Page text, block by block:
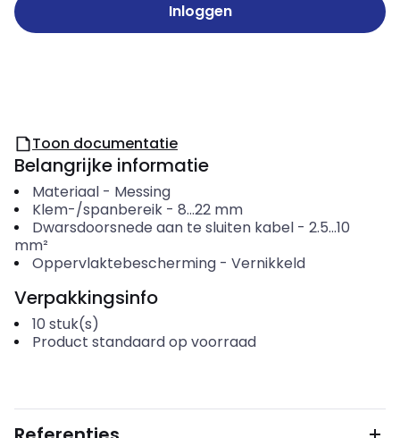
Inloggen
Toon documentatie
Belangrijke informatie
Materiaal- Messing
Klem-/spanbereik- 8...22 mm
Dwarsdoorsnede aan te sluiten kabel- 2.5...10
mm²
Oppervlaktebescherming- Vernikkeld
Verpakkingsinfo
10 stuk(s)
Product standaard op voorraad